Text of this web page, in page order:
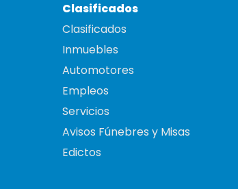
Clasificados
Clasificados
Inmuebles
Automotores
Empleos
Servicios
Avisos Fúnebres y Misas
Edictos